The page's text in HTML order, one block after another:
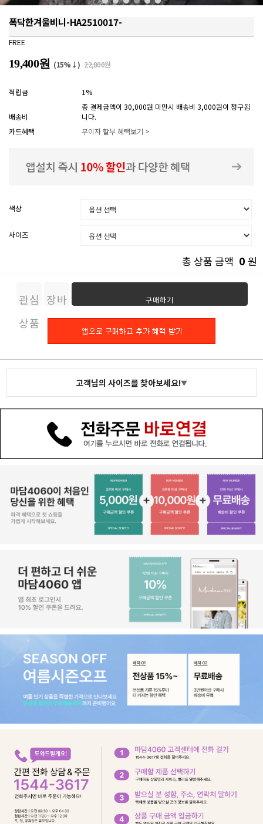
폭닥한겨울비니-HA2510017-
FREE
19,400원 (15%↓) 22,800원
적립금 1%
배송비
총 결제금액이 30,000원 미만시 배송비 3,000원이 청구됩
니다.
카드혜택
무이자 할부 혜택보기 >
색상
사이즈
총 상품 금액 0 원
관심
상품
장바
구니
구매하기
고객님의 사이즈를 찾아보세요!▼